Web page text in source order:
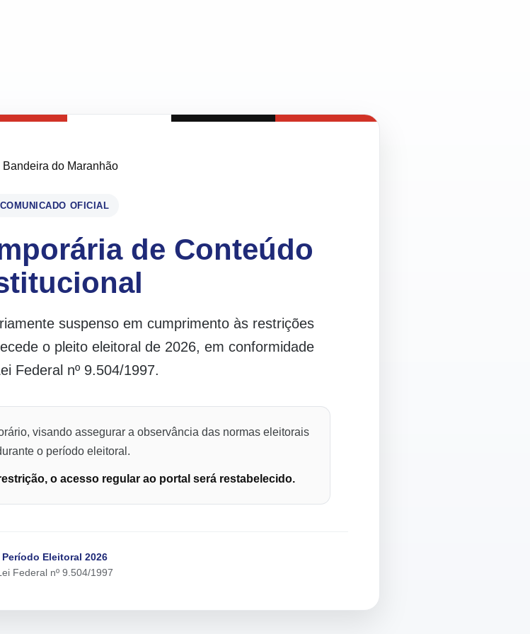
COMUNICADO OFICIAL
de Conteúdo
suspenso em cumprimento às restrições
o pleito eleitoral de 2026, em conformidade
Federal nº 9.504/1997.
visando assegurar a observância das normas eleitorais
o período eleitoral.
o acesso regular ao portal será restabelecido.
Período Eleitoral 2026
Federal nº 9.504/1997